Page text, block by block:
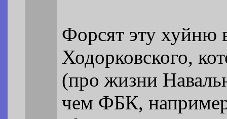
Форсят эту хуйню
Ходорковского,
(про жизни
чем ФБК,